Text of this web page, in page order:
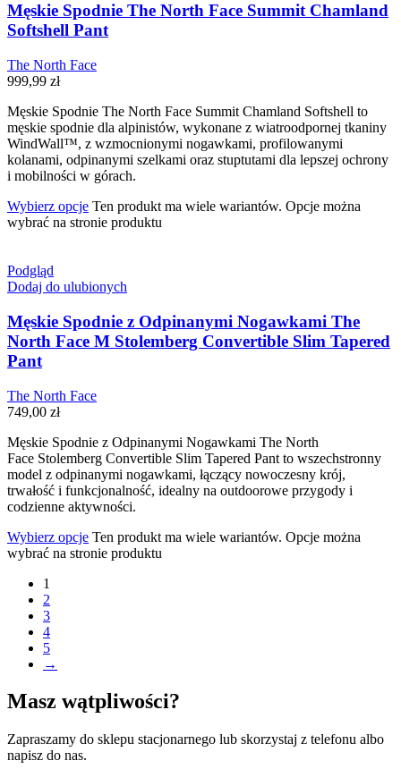
Męskie Spodnie The North Face Summit Chamland
Softshell Pant
The North Face
999,99 zł
Męskie Spodnie The North Face Summit Chamland Softshell to
męskie spodnie dla alpinistów, wykonane z wiatroodpornej tkaniny
WindWall™, z wzmocnionymi nogawkami, profilowanymi
kolanami, odpinanymi szelkami oraz stuptutami dla lepszej ochrony
i mobilności w górach.
Wybierz opcje Ten produkt ma wiele wariantów. Opcje można
wybrać na stronie produktu
Podgląd
Dodaj do ulubionych
Męskie Spodnie z Odpinanymi Nogawkami The
North Face M Stolemberg Convertible Slim Tapered
Pant
The North Face
749,00 zł
Męskie Spodnie z Odpinanymi Nogawkami The North
Face Stolemberg Convertible Slim Tapered Pant to wszechstronny
model z odpinanymi nogawkami, łączący nowoczesny krój,
trwałość i funkcjonalność, idealny na outdoorowe przygody i
codzienne aktywności.
Wybierz opcje Ten produkt ma wiele wariantów. Opcje można
wybrać na stronie produktu
1
2
3
4
5
→
Masz wątpliwości?
Zapraszamy do sklepu stacjonarnego lub skorzystaj z telefonu albo
napisz do nas.